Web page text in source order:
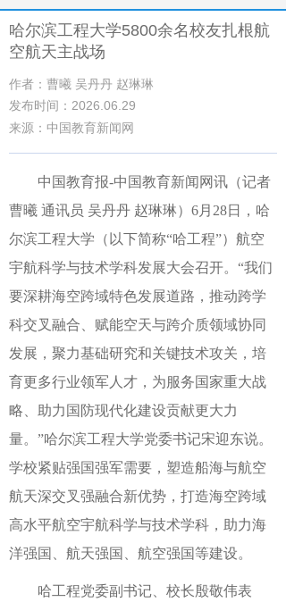
哈尔滨工程大学5800余名校友扎根航
空航天主战场
作者：曹曦 吴丹丹 赵琳琳
发布时间：2026.06.29
来源：中国教育新闻网
中国教育报-中国教育新闻网讯（记者
曹曦 通讯员 吴丹丹 赵琳琳） 6月28日，哈
尔滨工程大学（以下简称“哈工程”）航空
宇航科学与技术学科发展大会召开。“我们
要深耕海空跨域特色发展道路，推动跨学
科交叉融合、赋能空天与跨介质领域协同
发展，聚力基础研究和关键技术攻关，培
育更多行业领军人才，为服务国家重大战
略、助力国防现代化建设贡献更大力
量。”哈尔滨工程大学党委书记宋迎东说。
学校紧贴强国强军需要，塑造船海与航空
航天深交叉强融合新优势，打造海空跨域
高水平航空宇航科学与技术学科，助力海
洋强国、航天强国、航空强国等建设。
哈工程党委副书记、校长殷敬伟表